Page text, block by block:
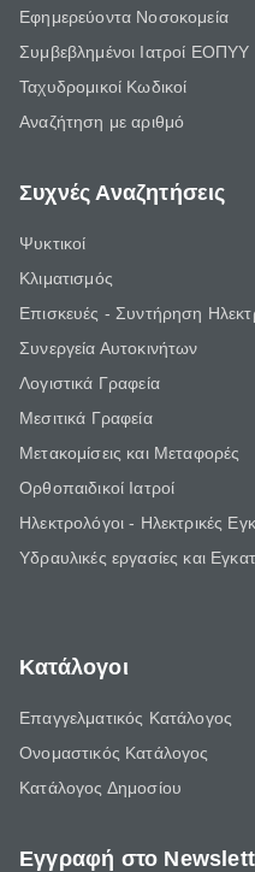
Εφημερεύοντα Νοσοκομεία
Συμβεβλημένοι Ιατροί ΕΟΠΥΥ
Ταχυδρομικοί Κωδικοί
Αναζήτηση με αριθμό
Συχνές Αναζητήσεις
Ψυκτικοί
Κλιματισμός
Επισκευές - Συντήρηση
Συνεργεία Αυτοκινήτων
Λογιστικά Γραφεία
Μεσιτικά Γραφεία
Μετακομίσεις και Μεταφορές
Ορθοπαιδικοί Ιατροί
Ηλεκτρολόγοι - Ηλεκτρικές
Υδραυλικές εργασίες και
Κατάλογοι
Επαγγελματικός Κατάλογος
Ονομαστικός Κατάλογος
Κατάλογος Δημοσίου
Εγγραφή στο